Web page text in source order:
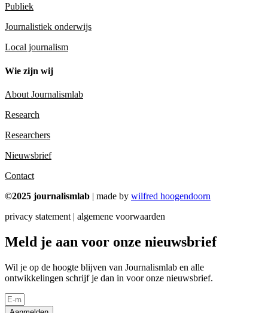
Publiek
Journalistiek onderwijs
Local journalism
Wie zijn wij
About Journalismlab
Research
Researchers
Nieuwsbrief
Contact
©2025 journalismlab | made by wilfred hoogendoorn
privacy statement | algemene voorwaarden
Meld je aan voor onze nieuwsbrief
Wil je op de hoogte blijven van Journalismlab en alle
ontwikkelingen schrijf je dan in voor onze nieuwsbrief.